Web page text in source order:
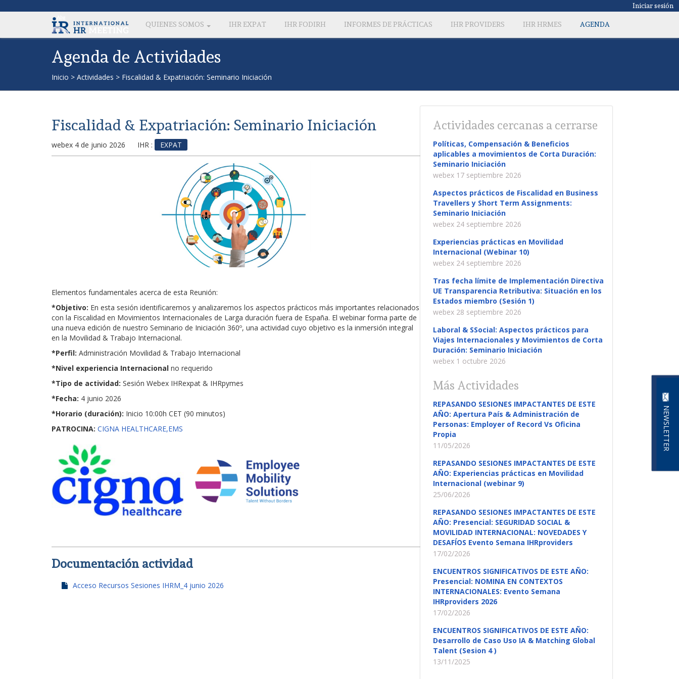
Iniciar sesión
QUIENES SOMOS IHR EXPAT IHR FODIRH INFORMES DE PRÁCTICAS IHR PROVIDERS IHR HRMES AGENDA
NEWSLETTER
Agenda de Actividades
Inicio > Actividades > Fiscalidad & Expatriación: Seminario Iniciación
Fiscalidad & Expatriación: Seminario Iniciación
webex 4 de junio 2026 IHR : EXPAT
Elementos fundamentales acerca de esta Reunión:
*Objetivo: En esta sesión identificaremos y analizaremos los aspectos prácticos más importantes relacionados
con la Fiscalidad en Movimientos Internacionales de Larga duración fuera de España. El webinar forma parte de
una nueva edición de nuestro Seminario de Iniciación 360º, una actividad cuyo objetivo es la inmersión integral
en la Movilidad & Trabajo Internacional.
*Perfil: Administración Movilidad & Trabajo Internacional
*Nivel experiencia Internacional no requerido
*Tipo de actividad: Sesión Webex IHRexpat & IHRpymes
*Fecha: 4 junio 2026
*Horario (duración): Inicio 10:00h CET (90 minutos)
PATROCINA: CIGNA HEALTHCARE,EMS
Documentación actividad
Acceso Recursos Sesiones IHRM_4 junio 2026
Actividades cercanas a cerrarse
Políticas, Compensación & Beneficios
aplicables a movimientos de Corta Duración:
Seminario Iniciación
webex 17 septiembre 2026
Aspectos prácticos de Fiscalidad en Business
Travellers y Short Term Assignments:
Seminario Iniciación
webex 24 septiembre 2026
Experiencias prácticas en Movilidad
Internacional (Webinar 10)
webex 24 septiembre 2026
Tras fecha límite de Implementación Directiva
UE Transparencia Retributiva: Situación en los
Estados miembro (Sesión 1)
webex 28 septiembre 2026
Laboral & SSocial: Aspectos prácticos para
Viajes Internacionales y Movimientos de Corta
Duración: Seminario Iniciación
webex 1 octubre 2026
Más Actividades
REPASANDO SESIONES IMPACTANTES DE ESTE
AÑO: Apertura País & Administración de
Personas: Employer of Record Vs Oficina
Propia
11/05/2026
REPASANDO SESIONES IMPACTANTES DE ESTE
AÑO: Experiencias prácticas en Movilidad
Internacional (webinar 9)
25/06/2026
REPASANDO SESIONES IMPACTANTES DE ESTE
AÑO: Presencial: SEGURIDAD SOCIAL &
MOVILIDAD INTERNACIONAL: NOVEDADES Y
DESAFÍOS Evento Semana IHRproviders
17/02/2026
ENCUENTROS SIGNIFICATIVOS DE ESTE AÑO:
Presencial: NOMINA EN CONTEXTOS
INTERNACIONALES: Evento Semana
IHRproviders 2026
17/02/2026
ENCUENTROS SIGNIFICATIVOS DE ESTE AÑO:
Desarrollo de Caso Uso IA & Matching Global
Talent (Sesion 4 )
13/11/2025